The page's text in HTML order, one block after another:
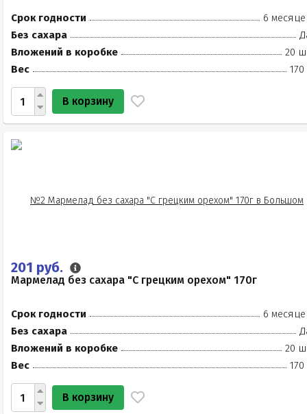
Срок годности
6
Без сахара
Вложений в коробке
20
Вес
170
В корзину
201 руб.
Мармелад без сахара "С грецким орехом" 170г
Срок годности
6
Без сахара
Вложений в коробке
20
Вес
170
В корзину